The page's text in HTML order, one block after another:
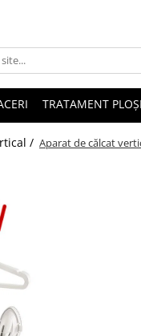
TRATAMENT
/ Aparat de călcat